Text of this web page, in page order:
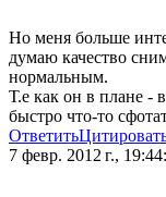
Но меня больше
думаю качество
нормальным.
Т.е как он в плане -
быстро что-то
Ответить
7 февр. 2012 г.,